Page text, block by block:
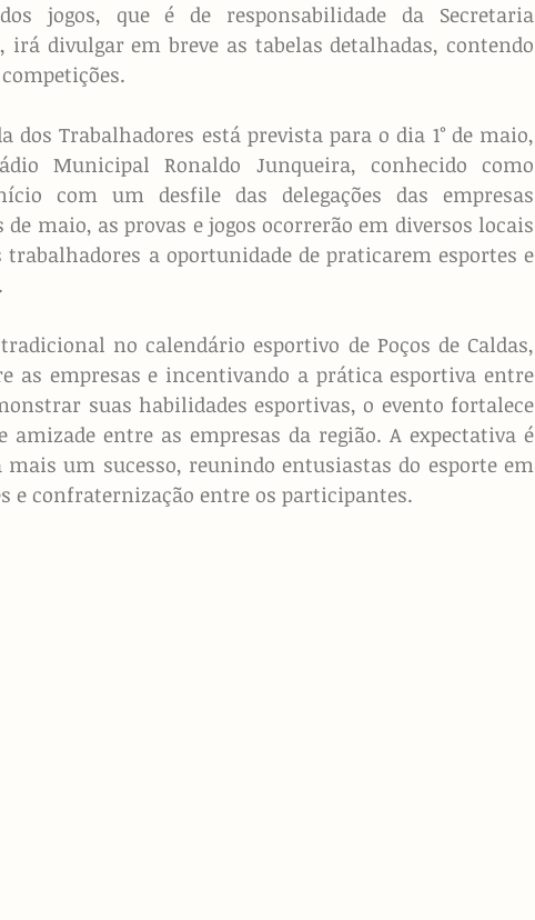
jogos, que é de responsabilidade da Secretaria
irá divulgar em breve as tabelas detalhadas, contendo
Trabalhadores está prevista para o dia 1° de maio,
Municipal Ronaldo Junqueira, conhecido como
com um desfile das delegações das empresas
maio, as provas e jogos ocorrerão em diversos locais
trabalhadores a oportunidade de praticarem esportes e
no calendário esportivo de Poços de Caldas,
as empresas e incentivando a prática esportiva entre
suas habilidades esportivas, o evento fortalece
entre as empresas da região. A expectativa é
mais um sucesso, reunindo entusiastas do esporte em
e confraternização entre os participantes.